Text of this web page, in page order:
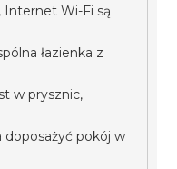
Internet Wi-Fi są
łazienka z
w prysznic,
pokój w